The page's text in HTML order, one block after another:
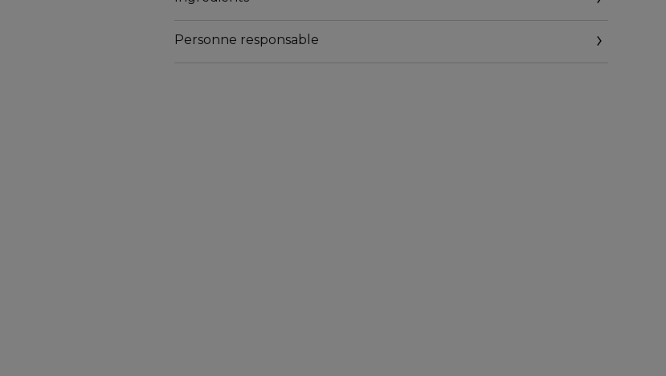
Non comédogène. Oil free.
Personne responsable